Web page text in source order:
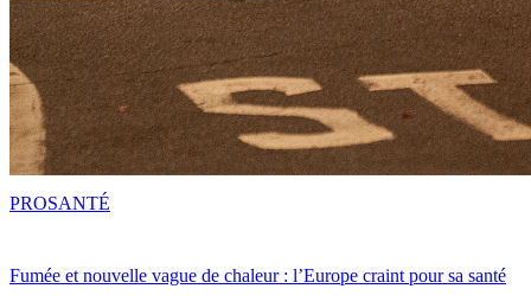
Fumée et nouvelle vague de chaleur : l’Europe craint pour sa santé
PROSANTÉ